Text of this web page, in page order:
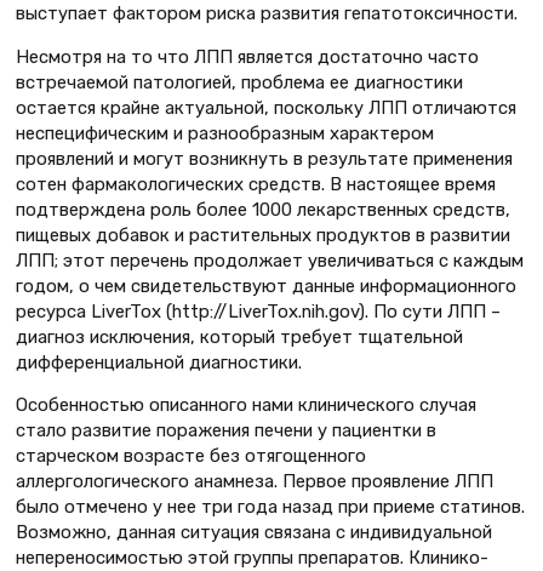
выступает фактором риска развития гепатотоксичности.
Несмотря на то что ЛПП является достаточно часто
встречаемой патологией, проблема ее диагностики
остается крайне актуальной, поскольку ЛПП отличаются
неспецифическим и разно­образным характером
проявлений и могут возникнуть в результате применения
сотен фармакологических средств. В настоящее время
подтверждена роль более 1000 лекарственных средств,
пищевых добавок и растительных продуктов в развитии
ЛПП; этот перечень продолжает увеличиваться с каждым
годом, о чем свидетельствуют данные информационного
ресурса LiverTox (http://LiverTox.nih.gov). По сути ЛПП –
диагноз исключения, который требует тщательной
дифференциальной диагностики.
Особенностью описанного нами клинического случая
стало развитие поражения печени у пациентки в
старческом возрасте без отягощенного
аллергологического анамнеза. Первое проявление ЛПП
было отмечено у нее три года назад при приеме статинов.
Возможно, данная ситуация связана с индивидуальной
непереносимостью этой группы препаратов. Клинико-